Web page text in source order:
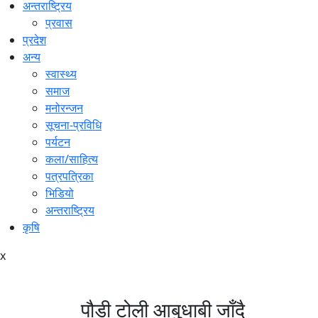
अन्तराष्ट्रिय
प्रवास
प्रदेश
अन्य
स्वास्थ्य
समाज
मनोरन्जन
सूचना-प्रविधि
पर्यटन
कला/साहित्य
पत्रपत्रिका
भिडियो
अन्तराष्ट्रिय
कृषि
x
पौडी टोली आबुधाबी जाँदै